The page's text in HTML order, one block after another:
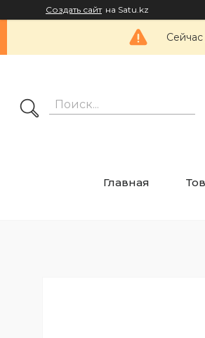
Создать сайт на Satu.kz
Главная